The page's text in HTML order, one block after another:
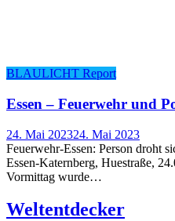
BLAULICHT Report
Essen – Feu­er­wehr und
24. Mai 202324. Mai 2023
Feuerwehr-Essen: Person droht
Essen-Katernberg, Huestraße,
Vormittag wurde…
Welt­ent­de­cker